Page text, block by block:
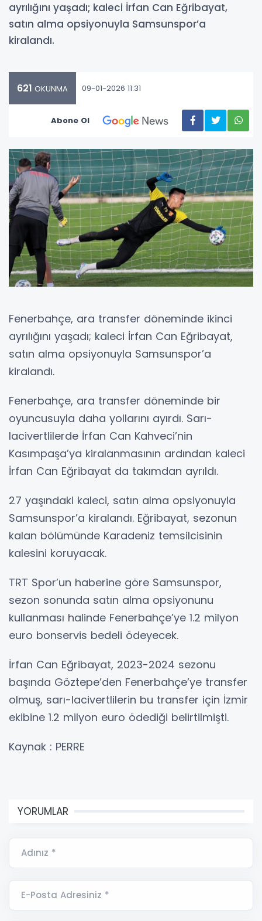
ayrılığını yaşadı; kaleci İrfan Can Eğribayat,
satın alma opsiyonuyla Samsunspor’a
kiralandı.
621 OKUNMA 09-01-2026 11:31
Abone Ol
Fenerbahçe, ara transfer döneminde ikinci
ayrılığını yaşadı; kaleci İrfan Can Eğribayat,
satın alma opsiyonuyla Samsunspor’a
kiralandı.
Fenerbahçe, ara transfer döneminde bir
oyuncusuyla daha yollarını ayırdı. Sarı-
lacivertlilerde İrfan Can Kahveci’nin
Kasımpaşa’ya kiralanmasının ardından kaleci
İrfan Can Eğribayat da takımdan ayrıldı.
27 yaşındaki kaleci, satın alma opsiyonuyla
Samsunspor’a kiralandı. Eğribayat, sezonun
kalan bölümünde Karadeniz temsilcisinin
kalesini koruyacak.
TRT Spor’un haberine göre Samsunspor,
sezon sonunda satın alma opsiyonunu
kullanması halinde Fenerbahçe’ye 1.2 milyon
euro bonservis bedeli ödeyecek.
İrfan Can Eğribayat, 2023-2024 sezonu
başında Göztepe’den Fenerbahçe’ye transfer
olmuş, sarı-lacivertlilerin bu transfer için İzmir
ekibine 1.2 milyon euro ödediği belirtilmişti.
Kaynak : PERRE
YORUMLAR
Adınız *
E-Posta Adresiniz *